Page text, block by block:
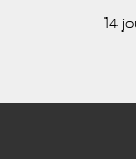
14